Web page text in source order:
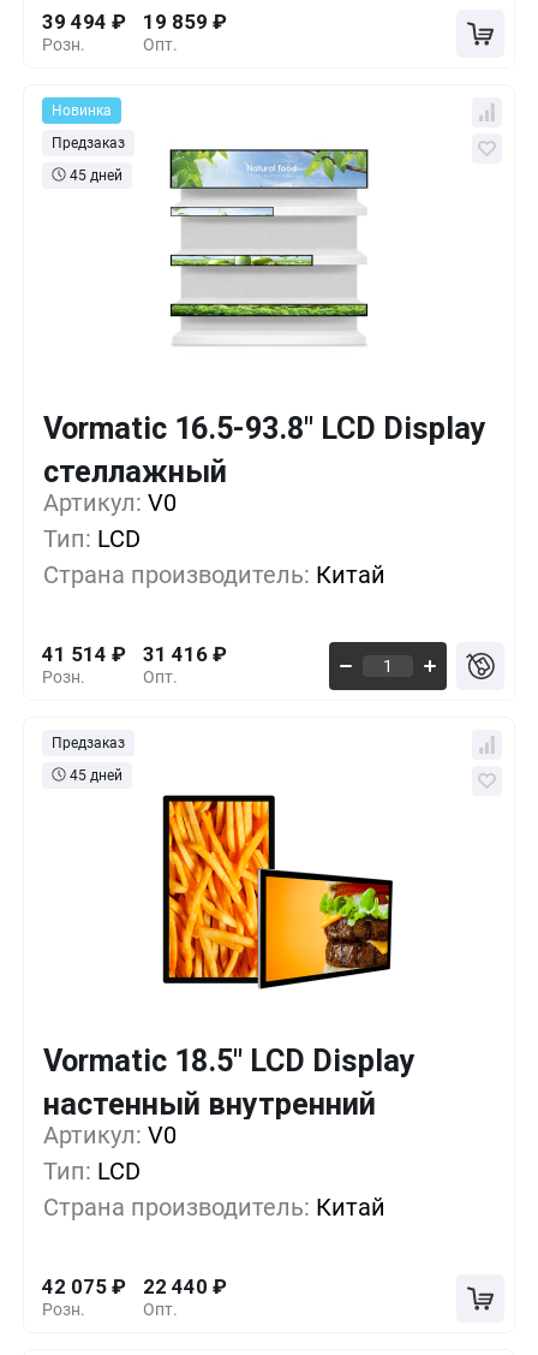
Розн.
39 494 ₽
Опт.
19 859 ₽
Новинка
Предзаказ
45 дней
Vormatic 16.5-93.8" LCD Display
стеллажный
Артикул: V0
Тип: LCD
Страна производитель: Китай
Розн.
41 514 ₽
Опт.
31 416 ₽
Выгода
1+
5+
10+ -13%
Предзаказ
45 дней
Vormatic 18.5" LCD Display
настенный внутренний
Артикул: V0
Тип: LCD
Страна производитель: Китай
Розн.
42 075 ₽
Опт.
22 440 ₽
Выгода
1+
5+
10+ -33%